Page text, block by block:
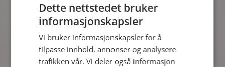
spennende fakta.
Dette nettstedet bruker
informasjonskapsler
Vi bruker informasjonskapsler for å
tilpasse innhold, annonser og analysere
trafikken vår. Vi deler også informasjon